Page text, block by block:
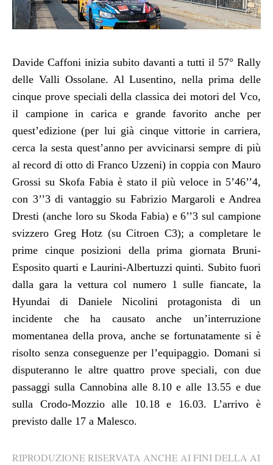
Davide Caffoni inizia subito davanti a tutti il 57° Rally
delle Valli Ossolane. Al Lusentino, nella prima delle
cinque prove speciali della classica dei motori del Vco,
il campione in carica e grande favorito anche per
quest’edizione (per lui già cinque vittorie in carriera,
cerca la sesta quest’anno per avvicinarsi sempre di più
al record di otto di Franco Uzzeni) in coppia con Mauro
Grossi su Skofa Fabia è stato il più veloce in 5’46’’4,
con 3’’3 di vantaggio su Fabrizio Margaroli e Andrea
Dresti (anche loro su Skoda Fabia) e 6’’3 sul campione
svizzero Greg Hotz (su Citroen C3); a completare le
prime cinque posizioni della prima giornata Bruni-
Esposito quarti e Laurini-Albertuzzi quinti. Subito fuori
dalla gara la vettura col numero 1 sulle fiancate, la
Hyundai di Daniele Nicolini protagonista di un
incidente che ha causato anche un’interruzione
momentanea della prova, anche se fortunatamente si è
risolto senza conseguenze per l’equipaggio. Domani si
disputeranno le altre quattro prove speciali, con due
passaggi sulla Cannobina alle 8.10 e alle 13.55 e due
sulla Crodo-Mozzio alle 10.18 e 16.03. L’arrivo è
previsto dalle 17 a Malesco.
RIPRODUZIONE RISERVATA ANCHE AI FINI DELLA AI